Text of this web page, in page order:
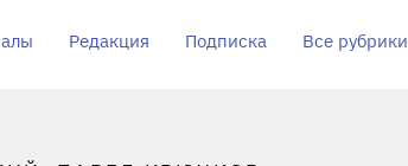
Редакция Подписка Все рубрики